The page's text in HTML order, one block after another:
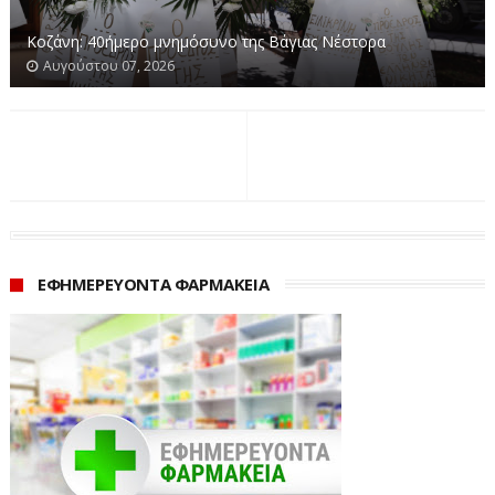
Κοζάνη.
Ειδικότερα, ο 62χρονος κατήγγειλε ότι, την 03-06-2025,
επικοινώνησε τηλεφωνικά μαζί του άγνωστη γυναίκα
χρηματικό ποσό των -33.952,20- ευρώ, στη συνέχεια
συναλλαγών το προαναφερόμενο χρηματικό ποσό.
Μετά από ενδελεχή έρευνα και κατάλληλη αξιοποίηση
στοιχείων, ταυτοποιήθηκαν τα στοιχεία 67χρονου
ημεδαπού, ο οποίος είναι κάτοχος του αριθμού
τηλεφώνου με τον οποίο έγινε η τηλεφωνική
Kοζάνη: 40ήμερο μνημόσυνο της Βάγιας Νέστορα
Αυγούστου 07, 2026
ΕΦΗΜΕΡΕΥΟΝΤΑ ΦΑΡΜΑΚΕΙΑ